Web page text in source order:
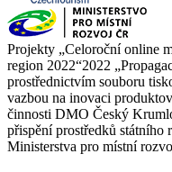
Projekty „Celoroční online
region 2022“2022
prostřednictvím souboru
vazbou na inovaci
činnosti DMO Český
přispění prostředků státního
Ministerstva pro místní